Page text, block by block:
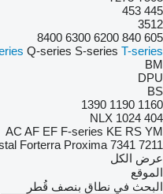
445
453
3512
605
840
6200
6300
8400
Q-series S-series T-series
BM
DPU
BS
1160
1190
1390
404
NLX 1024
AC AF EF F-series KE RS YM
7211
7341
Forterra Proxima
عرض الكل
الموقع
البحث في نطاق بنصف قُطر